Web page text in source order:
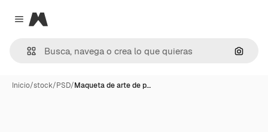
Close menu
Magnific
Inicio/stock/PSD/Maqueta de arte de p…